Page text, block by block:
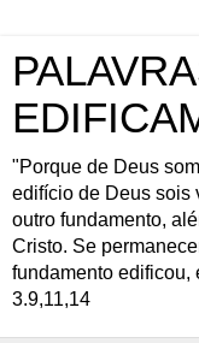
"Porque de Deus
edifício de Deus sois
outro fundamento,
Cristo. Se
fundamento edificou,
3.9,11,14